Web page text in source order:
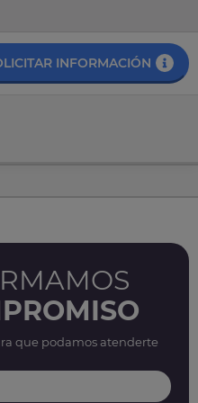
INFORMACIÓN
que podamos atenderte